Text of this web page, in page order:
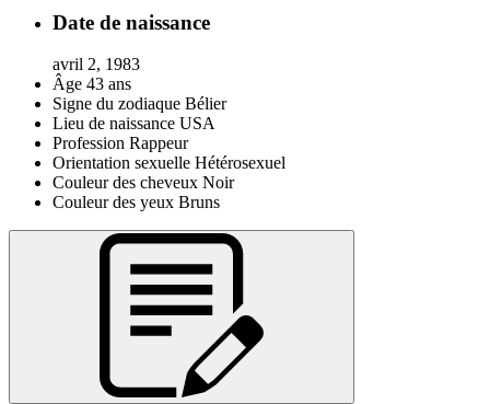
Date de naissance
avril 2, 1983
Âge 43 ans
Signe du zodiaque Bélier
Lieu de naissance USA
Profession Rappeur
Orientation sexuelle Hétérosexuel
Couleur des cheveux Noir
Couleur des yeux Bruns